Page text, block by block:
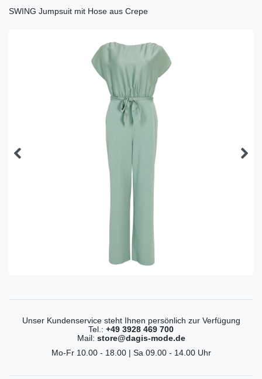
SWING Jumpsuit mit Hose aus Crepe
Unser Kundenservice steht Ihnen persönlich zur Verfügung
Tel.: +49 3928 469 700
Mail: store@dagis-mode.de
Mo-Fr 10.00 - 18.00 | Sa 09.00 - 14.00 Uhr